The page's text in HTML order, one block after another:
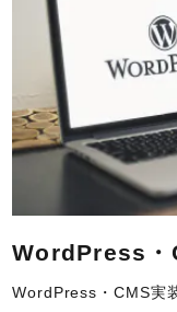
WordPress・
WordPress・CMS実